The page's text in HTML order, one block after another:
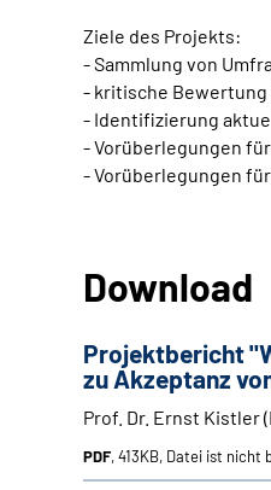
Ziele des Projekts:
- Sammlung von
- kritische
- Identifizierung
- Vorüberlegungen
- Vorüberlegungen
Download
Projektbericht
zu Akzeptanz
Prof. Dr. Ernst Kistler
PDF, 413KB, Datei ist